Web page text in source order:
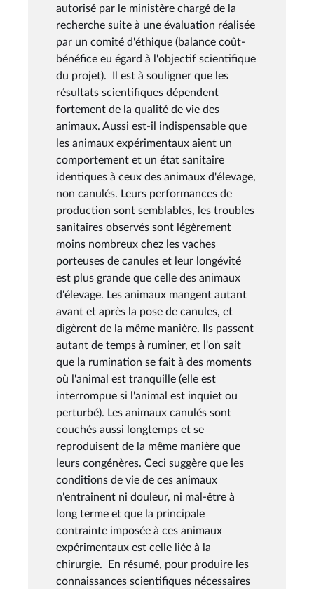
autorisé par le ministère chargé de la
recherche suite à une évaluation réalisée
par un comité d'éthique (balance coût-
bénéfice eu égard à l'objectif scientifique
du projet). Il est à souligner que les
résultats scientifiques dépendent
fortement de la qualité de vie des
animaux. Aussi est-il indispensable que
les animaux expérimentaux aient un
comportement et un état sanitaire
identiques à ceux des animaux d'élevage,
non canulés. Leurs performances de
production sont semblables, les troubles
sanitaires observés sont légèrement
moins nombreux chez les vaches
porteuses de canules et leur longévité
est plus grande que celle des animaux
d'élevage. Les animaux mangent autant
avant et après la pose de canules, et
digèrent de la même manière. Ils passent
autant de temps à ruminer, et l'on sait
que la rumination se fait à des moments
où l'animal est tranquille (elle est
interrompue si l'animal est inquiet ou
perturbé). Les animaux canulés sont
couchés aussi longtemps et se
reproduisent de la même manière que
leurs congénères. Ceci suggère que les
conditions de vie de ces animaux
n'entrainent ni douleur, ni mal-être à
long terme et que la principale
contrainte imposée à ces animaux
expérimentaux est celle liée à la
chirurgie. En résumé, pour produire les
connaissances scientifiques nécessaires